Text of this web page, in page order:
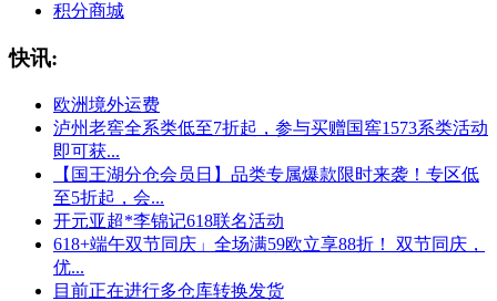
积分商城
快讯:
欧洲境外运费
泸州老窖全系类低至7折起，参与买赠国窖1573系类活动
即可获...
【国王湖分仓会员日】品类专属爆款限时来袭！专区低
至5折起，会...
开元亚超*李锦记618联名活动
618+端午双节同庆」全场满59欧立享88折！ 双节同庆，
优...
目前正在进行多仓库转换发货